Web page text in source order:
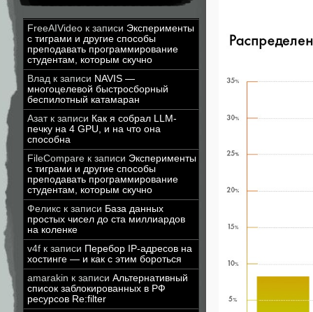
FreeAIVideo к записи Эксперименты
с тиграми и другие способы
преподавать программирование
студентам, которым скучно
Влад к записи NAVIS —
многоцелевой быстросборный
беспилотный катамаран
Азатк записи Как я собрал LLM-
печку на 4 GPU, и на что она
способна
FileCompare к записи Эксперименты
с тиграми и другие способы
преподавать программирование
студентам, которым скучно
Феликс к записи База данных
простых чисел до ста миллиардов
на коленке
v4f к записи Перебор IP-адресов на
хостинге — и как с этим бороться
amarakin к записи Альтернативный
список заблокированных в РФ
ресурсов Re:filter